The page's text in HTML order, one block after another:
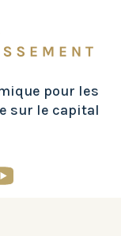
pour les
sur le capital